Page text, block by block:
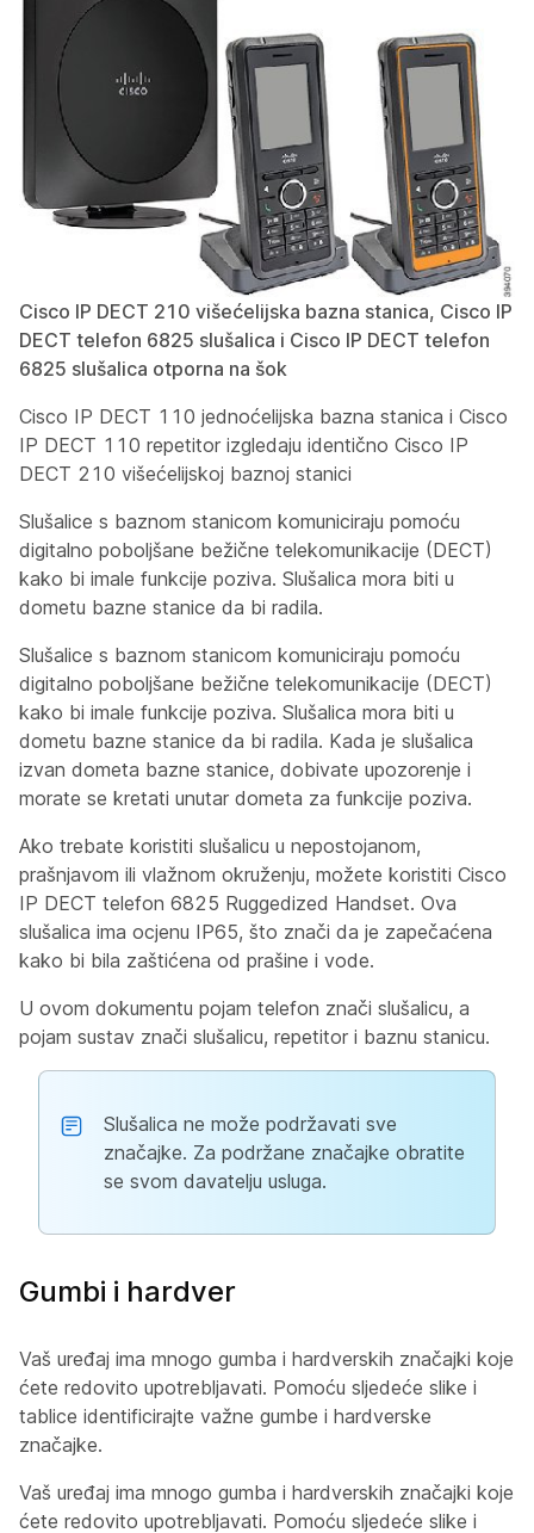
Cisco IP DECT 210 višećelijska bazna stanica, Cisco IP
DECT telefon 6825 slušalica i Cisco IP DECT telefon
6825 slušalica otporna na šok
Cisco IP DECT 110 jednoćelijska bazna stanica i Cisco
IP DECT 110 repetitor izgledaju identično Cisco IP
DECT 210 višećelijskoj baznoj stanici
Slušalice s baznom stanicom komuniciraju pomoću
digitalno poboljšane bežične telekomunikacije (DECT)
kako bi imale funkcije poziva. Slušalica mora biti u
dometu bazne stanice da bi radila.
Slušalice s baznom stanicom komuniciraju pomoću
digitalno poboljšane bežične telekomunikacije (DECT)
kako bi imale funkcije poziva. Slušalica mora biti u
dometu bazne stanice da bi radila. Kada je slušalica
izvan dometa bazne stanice, dobivate upozorenje i
morate se kretati unutar dometa za funkcije poziva.
Ako trebate koristiti slušalicu u nepostojanom,
prašnjavom ili vlažnom okruženju, možete koristiti Cisco
IP DECT telefon 6825 Ruggedized Handset. Ova
slušalica ima ocjenu IP65, što znači da je zapečaćena
kako bi bila zaštićena od prašine i vode.
U ovom dokumentu pojam telefon znači slušalicu, a
pojam sustav znači slušalicu, repetitor i baznu stanicu.
Slušalica ne može podržavati sve
značajke. Za podržane značajke obratite
se svom davatelju usluga.
Gumbi i hardver
Vaš uređaj ima mnogo gumba i hardverskih značajki koje
ćete redovito upotrebljavati. Pomoću sljedeće slike i
tablice identificirajte važne gumbe i hardverske
značajke.
Vaš uređaj ima mnogo gumba i hardverskih značajki koje
ćete redovito upotrebljavati. Pomoću sljedeće slike i